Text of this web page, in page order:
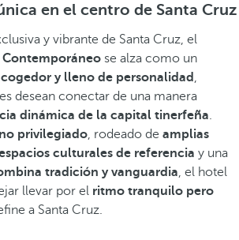
en el centro de Santa Cruz
y vibrante de Santa Cruz, el
Contemporáneo se alza como un
y lleno de personalidad ,
desean conectar de una manera
dinámica de la capital tinerfeña.
privilegiado, rodeado de amplias
culturales de referencia y una
tradición y vanguardia, el hotel
llevar por el ritmo tranquilo pero
a Santa Cruz.